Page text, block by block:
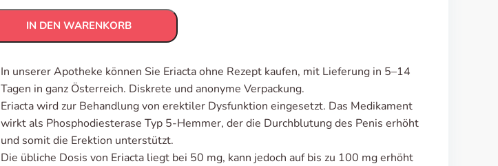
IN DEN WARENKORB
In unserer Apotheke können Sie Eriacta ohne Rezept kaufen, mit Lieferung in 5–14
Tagen in ganz Österreich. Diskrete und anonyme Verpackung.
Eriacta wird zur Behandlung von erektiler Dysfunktion eingesetzt. Das Medikament
wirkt als Phosphodiesterase Typ 5-Hemmer, der die Durchblutung des Penis erhöht
und somit die Erektion unterstützt.
Die übliche Dosis von Eriacta liegt bei 50 mg, kann jedoch auf bis zu 100 mg erhöht